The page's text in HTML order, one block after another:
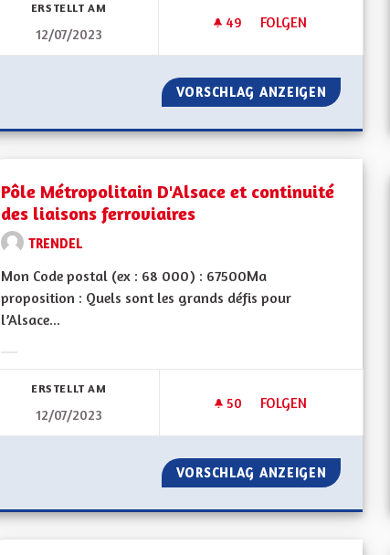
ERSTELLT AM
12/07/2023
49 49 FOLLOWER
FOLGEN
SORTIR DU GRAND
VORSCHLAG ANZEIGEN SORTIR
Pôle Métropolitain D'Alsace et continuité
des liaisons ferroviaires
TRENDEL
Mon Code postal (ex : 68 000) : 67500Ma
proposition : Quels sont les grands défis pour
l’Alsace...
ERSTELLT AM
12/07/2023
50 50 FOLLOWER
FOLGEN
VORSCHLAG ANZEIGEN PÔLE